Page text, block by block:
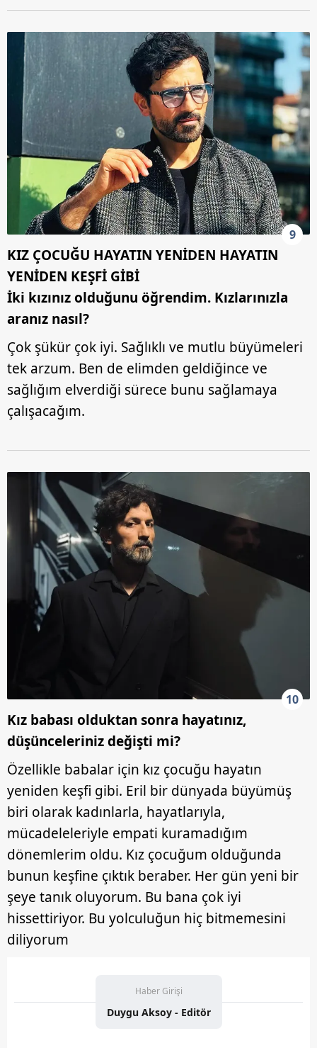
9
KIZ ÇOCUĞU HAYATIN YENİDEN HAYATIN
YENİDEN KEŞFİ GİBİ
İki kızınız olduğunu öğrendim. Kızlarınızla
aranız nasıl?
Çok şükür çok iyi. Sağlıklı ve mutlu büyümeleri
tek arzum. Ben de elimden geldiğince ve
sağlığım elverdiği sürece bunu sağlamaya
çalışacağım.
10
Kız babası olduktan sonra hayatınız,
düşünceleriniz değişti mi?
Özellikle babalar için kız çocuğu hayatın
yeniden keşfi gibi. Eril bir dünyada büyümüş
biri olarak kadınlarla, hayatlarıyla,
mücadeleleriyle empati kuramadığım
dönemlerim oldu. Kız çocuğum olduğunda
bunun keşfine çıktık beraber. Her gün yeni bir
şeye tanık oluyorum. Bu bana çok iyi
hissettiriyor. Bu yolculuğun hiç bitmemesini
diliyorum
Haber Girişi
Duygu Aksoy - Editör